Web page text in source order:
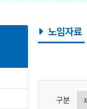
노임자료
구분